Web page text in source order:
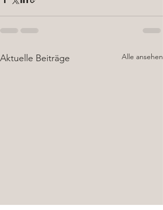
Aktuelle Beiträge Alle ansehen